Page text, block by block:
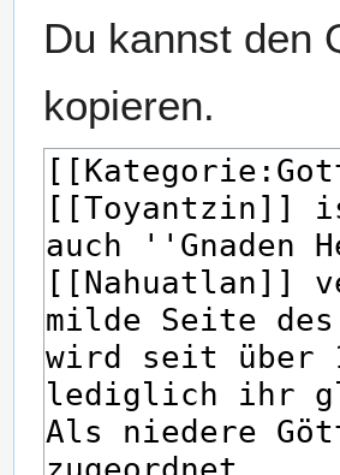
Du kannst den
kopieren.